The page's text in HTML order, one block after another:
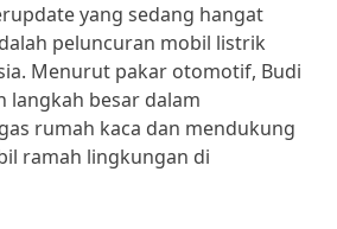
yang sedang hangat
peluncuran mobil listrik
Menurut pakar otomotif, Budi
langkah besar dalam
rumah kaca dan mendukung
ramah lingkungan di